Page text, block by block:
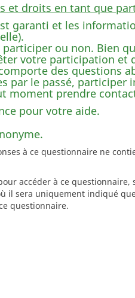
et droits en tant que
garanti et les
participer ou non. Bien
votre participation et
des questions
par le passé,
moment prendre
pour votre aide.
à ce questionnaire ne
accéder à ce
il sera uniquement indiqué
questionnaire.